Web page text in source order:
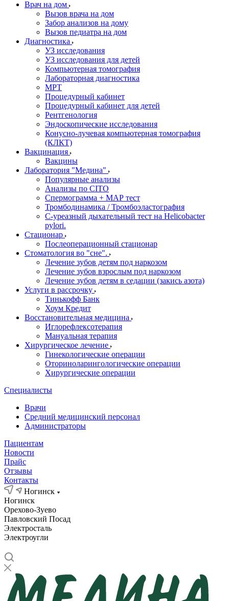
Врач на дом
Вызов врача на дом
Забор анализов на дому
Вызов педиатра на дом
Диагностика
УЗ исследования
УЗ исследования для детей
Компьютерная томография
Лабораторная диагностика
МРТ
Процедурный кабинет
Процедурный кабинет для детей
Рентгенология
Эндоскопические исследования
Конусно-лучевая компьютерная томография
(КЛКТ)
Вакцинация
Вакцины
Лаборатория "Медина"
Популярные анализы
Анализы по CITO
Спермограмма + МАР тест
Тромбодинамика / Тромбоэластография
С-уреазный дыхательный тест на Helicobacter
pylori.
Стационар
Послеоперационный стационар
Стоматология во "сне".
Лечение зубов детям под наркозом
Лечение зубов взрослым под наркозом
Лечение зубов детям в седации (закись азота)
Услуги в рассрочку
Тинькофф Банк
Хоум Кредит
Восстановительная медицина
Иглорефлексотерапия
Мануальная терапия
Хирургическое лечение
Гинекологические операции
Оториноларингологические операции
Хирургические операции
Специалисты
Врачи
Средний медицинский персонал
Администраторы
Пациентам
Новости
Прайс
Отзывы
Контакты
Ногинск
Ногинск
Орехово-Зуево
Павловский Посад
Электросталь
Электроугли